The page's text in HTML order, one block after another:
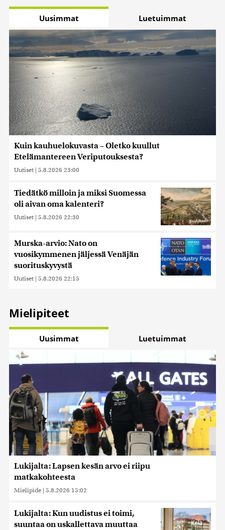
Uusimmat Luetuimmat
Kuin kauhuelokuvasta – Oletko kuullut
Etelämantereen Veriputouksesta?
Uutiset | 5.8.2026 23:00
Tiedätkö milloin ja miksi Suomessa
oli aivan oma kalenteri?
Uutiset | 5.8.2026 22:30
Murska-arvio: Nato on
vuosikymmenen jäljessä Venäjän
suorituskyvystä
Uutiset | 5.8.2026 22:15
Mielipiteet
Uusimmat Luetuimmat
Lukijalta: Lapsen kesän arvo ei riipu
matkakohteesta
Mielipide | 5.8.2026 15:02
Lukijalta: Kun uudistus ei toimi,
suuntaa on uskallettava muuttaa